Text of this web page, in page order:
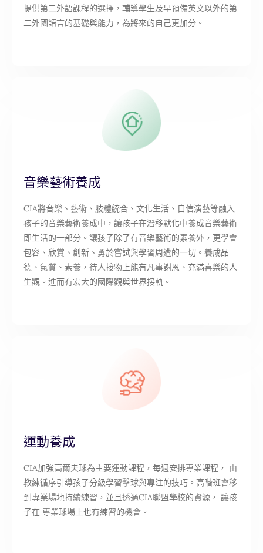
提供第二外語課程的選擇，輔導學生及早預備英文以外的第
二外國語言的基礎與能力，為將來的自己更加分。
音樂藝術養成
CIA將音樂、藝術、肢體統合、文化生活、自信演藝等融入
孩子的音樂藝術養成中，讓孩子在潛移默化中養成音樂藝術
即生活的一部分。讓孩子除了有音樂藝術的素養外，更學會
包容、欣賞、創新、勇於嘗試與學習周遭的一切。養成品
德、氣質、素養，待人接物上能有凡事謝恩、充滿喜樂的人
生觀。進而有宏大的國際觀與世界接軌。
運動養成
CIA加強高爾夫球為主要運動課程，每週安排專業課程， 由
教練循序引導孩子分級學習擊球與專注的技巧。高階班會移
到專業場地持續練習，並且透過CIA聯盟學校的資源， 讓孩
子在 專業球場上也有練習的機會。